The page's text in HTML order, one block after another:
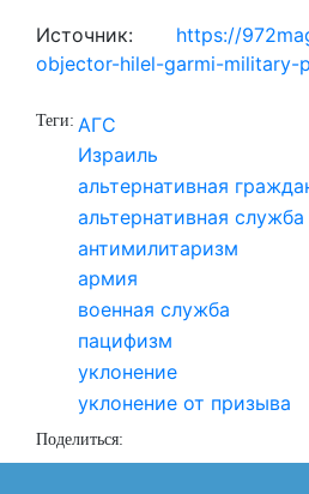
Источник: https://
objector-hilel-garmi-military-
Теги: АГС
Израиль
альтернативная
альтернативная служба
антимилитаризм
армия
военная служба
пацифизм
уклонение
уклонение от призыва
Поделиться: